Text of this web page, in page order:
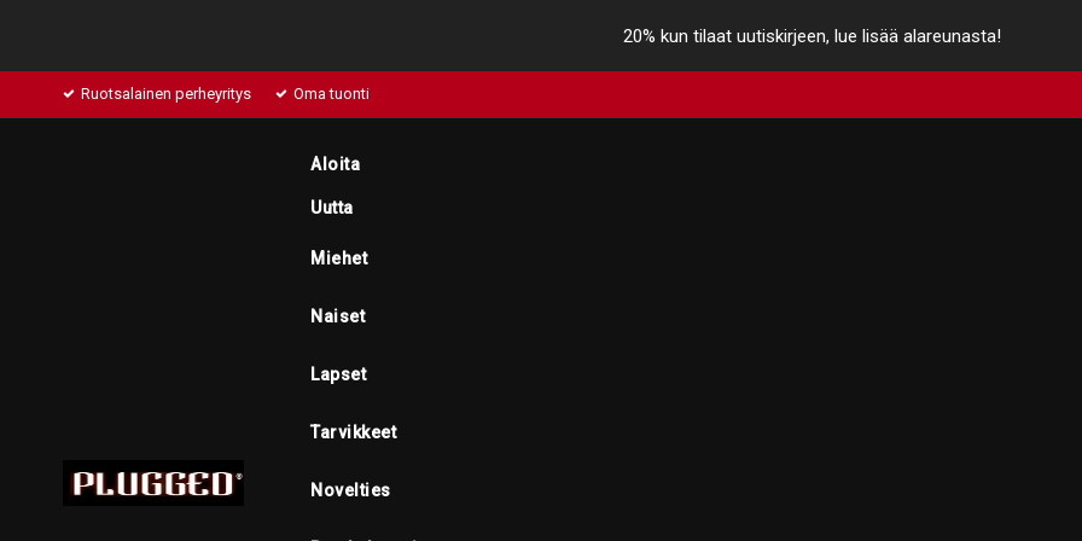
20% kun tilaat uutiskirjeen, lue lisää alareunasta!
Ruotsalainen perheyritys Oma tuonti
Aloita
Uutta
Miehet
Naiset
Lapset
Tarvikkeet
Novelties